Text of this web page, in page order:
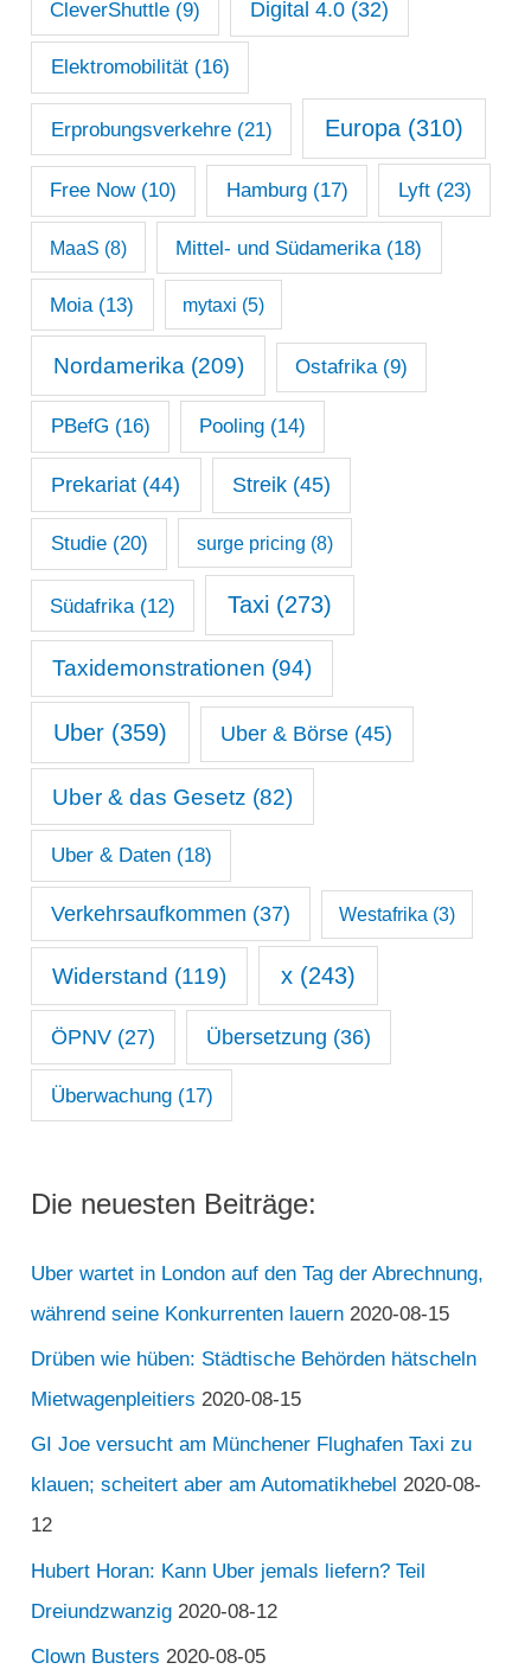
CleverShuttle (9) Digital 4.0(32)
Elektromobilität(16)
Erprobungsverkehre(21) Europa (310)
Free Now(10) Hamburg(17) Lyft(23)
MaaS (8) Mittel- und Südamerika (18)
Moia (13) mytaxi (5)
Nordamerika (209) Ostafrika(9)
PBefG (16) Pooling (14)
Prekariat (44) Streik(45)
Studie(20) surge pricing (8)
Südafrika (12) Taxi (273)
Taxidemonstrationen (94)
Uber (359) Uber & Börse (45)
Uber & das Gesetz (82)
Uber & Daten(18)
Verkehrsaufkommen (37) Westafrika (3)
Widerstand (119) x(243)
ÖPNV(27) Übersetzung (36)
Überwachung(17)
Die neuesten Beiträge:
Uber wartet in London auf den Tag der Abrechnung,
während seine Konkurrenten lauern 2020-08-15
Drüben wie hüben: Städtische Behörden hätscheln
Mietwagenpleitiers 2020-08-15
GI Joe versucht am Münchener Flughafen Taxi zu
klauen; scheitert aber am Automatikhebel 2020-08-
12
Hubert Horan: Kann Uber jemals liefern? Teil
Dreiundzwanzig 2020-08-12
Clown Busters 2020-08-05